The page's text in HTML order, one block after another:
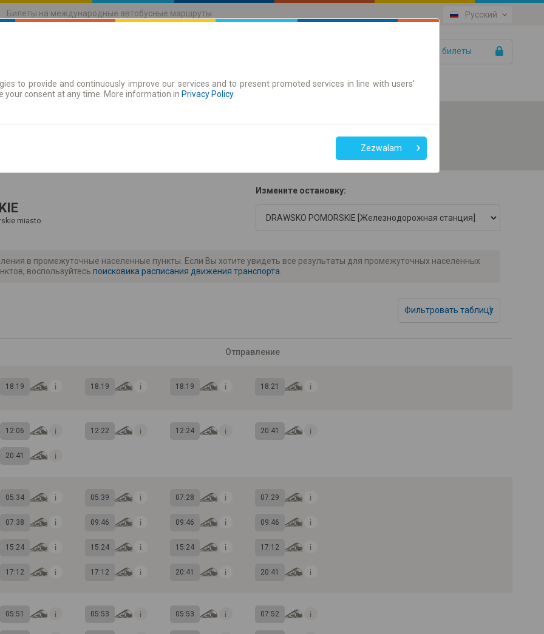
Билеты на международные автобусные маршруты Русский
Ваши билеты
Абонементы
miasto
Измените остановку:
в промежуточные населенные пункты. Если Вы хотите увидеть все результаты для промежуточных населенных
воспользуйтесь поисковика расписания движения транспорта.
Фильтровать таблицу
Отправление
18:19 18:19 18:19 18:21
12:06 12:22 12:24 20:41
20:41
05:34 05:39 07:28 07:29
07:38 09:46 09:46 09:46
15:24 15:24 15:24 17:12
17:12 17:12 20:41 20:41
05:51 05:53 05:53 07:52
to provide and continuously improve our services and to present promoted services in line with users'
your consent at any time. More information in Privacy Policy.
Zezwalam